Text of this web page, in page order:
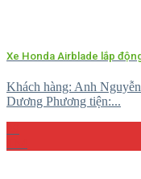
Xe Honda Airblade lắp
Khách hàng: Anh
Dương Phương tiện:...